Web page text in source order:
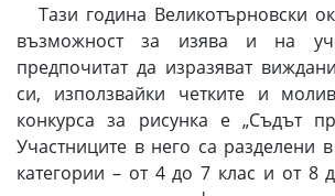
Тази година Великотърновски
възможност за изява и на
предпочитат да изразяват
си, използвайки четките и
конкурса за рисунка е „Съдът
Участниците в него са разделени
категории – от 4 до 7 клас и от 8